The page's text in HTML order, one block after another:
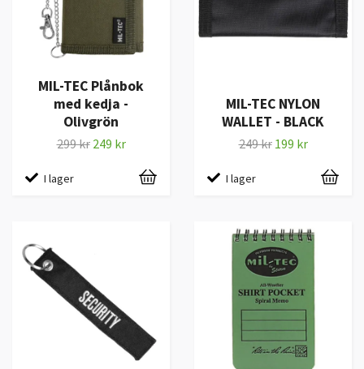
MIL-TEC Plånbok
med kedja -
Olivgrön
299 kr 249 kr
I lager
MIL-TEC NYLON
WALLET - BLACK
249 kr 199 kr
I lager